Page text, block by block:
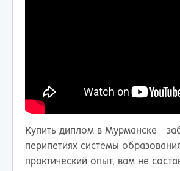
Купить диплом в Мурманске -
перипетиях системы
практический опыт, вам не